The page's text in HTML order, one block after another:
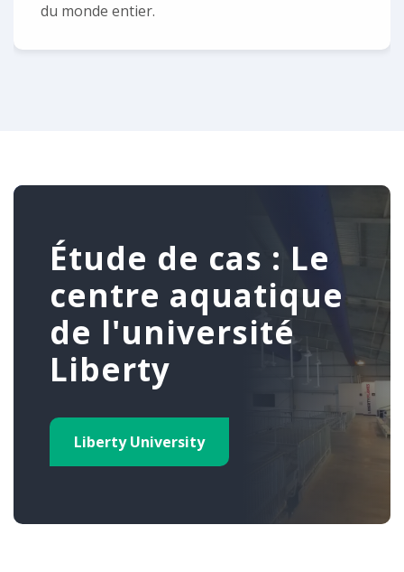
du monde entier.
Étude de cas : Le
centre aquatique
de l'université
Liberty
Liberty University